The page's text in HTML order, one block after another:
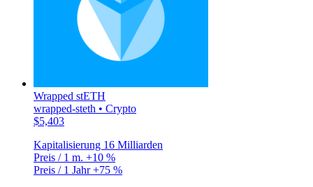
Wrapped stETH
wrapped-steth • Crypto
$5,403
Kapitalisierung 16 Milliarden
Preis / 1 m. +10 %
Preis / 1 Jahr+75 %